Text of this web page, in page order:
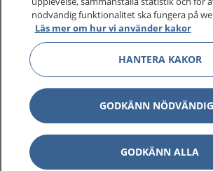
1177 på flera språk
Om 1177
Kontakt
nödvändig funktionalitet ska fungera på
Läs mer om hur vi använder kakor
HANTERA KAKOR
GODKÄNN
GODKÄNN ALLA